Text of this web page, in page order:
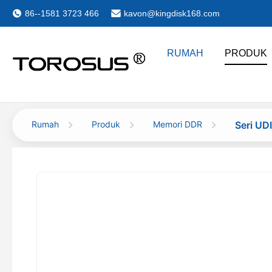
86--1581 3723 466 kavon@kingdisk168.com
RUMAH PRODUK
Rumah Produk Memori DDR Seri